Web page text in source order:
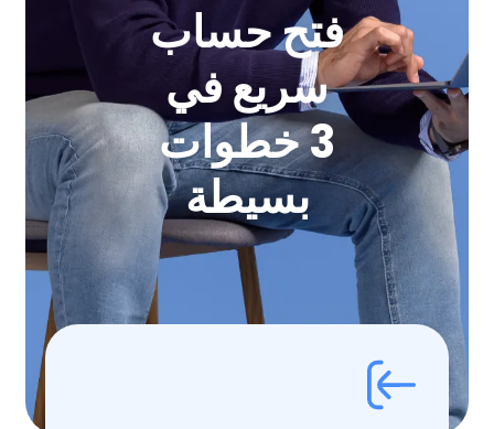
فتح حساب
سريع في
3 خطوات
بسيطة